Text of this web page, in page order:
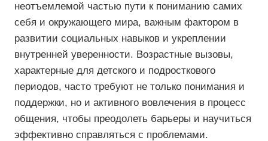
неотъемлемой частью пути к пониманию самих
себя и окружающего мира, важным фактором в
развитии социальных навыков и укреплении
внутренней уверенности. Возрастные вызовы,
характерные для детского и подросткового
периодов, часто требуют не только понимания и
поддержки, но и активного вовлечения в процесс
общения, чтобы преодолеть барьеры и научиться
эффективно справляться с проблемами.